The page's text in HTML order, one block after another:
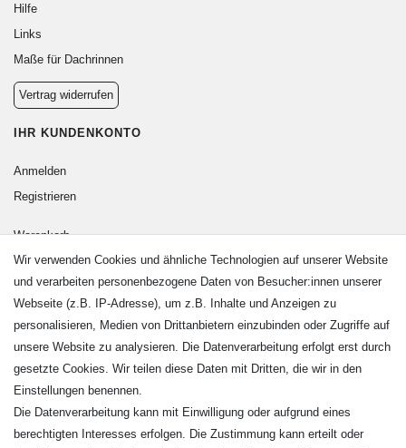
Hilfe
Links
Maße für Dachrinnen
Vertrag widerrufen
IHR KUNDENKONTO
Anmelden
Registrieren
Warenkorb
Zur Kasse
KONTAKT
Fa. Steffen Jost
Söbrigener Weg 50
D-01796 Pirna
Telefon:+49 (0)3501 507295
Wir verwenden Cookies und ähnliche Technologien auf unserer Website
und verarbeiten personenbezogene Daten von Besucher:innen unserer
Webseite (z.B. IP-Adresse), um z.B. Inhalte und Anzeigen zu
personalisieren, Medien von Drittanbietern einzubinden oder Zugriffe auf
unsere Website zu analysieren. Die Datenverarbeitung erfolgt erst durch
gesetzte Cookies. Wir teilen diese Daten mit Dritten, die wir in den
Einstellungen benennen.
Die Datenverarbeitung kann mit Einwilligung oder aufgrund eines
berechtigten Interesses erfolgen. Die Zustimmung kann erteilt oder